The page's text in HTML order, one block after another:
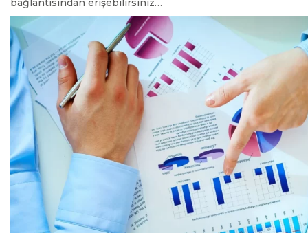
bağlantısından erişebilirsiniz…